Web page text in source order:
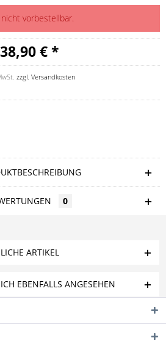
vorbestellbar.
38,90 € *
zzgl. Versandkosten
0
ARTIKEL
EBENFALLS ANGESEHEN